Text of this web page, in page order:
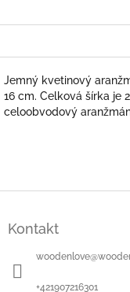
Jemný kvetinový
16 cm. Celková šírka je
celoobvodový
Kontakt
woodenlove@
+421907216301